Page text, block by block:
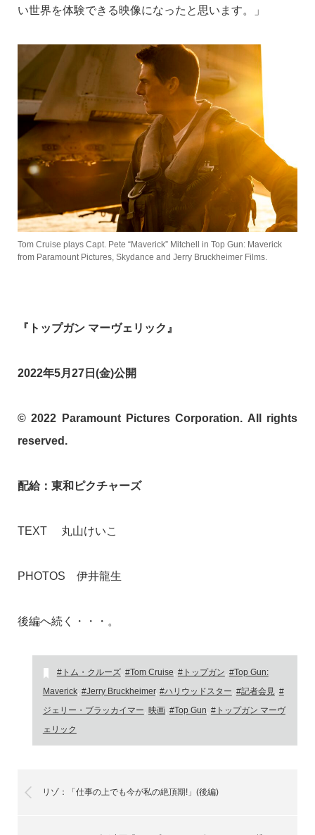
い世界を体験できる映像になったと思います。」
Tom Cruise plays Capt. Pete “Maverick” Mitchell in Top Gun: Maverick
from Paramount Pictures, Skydance and Jerry Bruckheimer Films.
『トップガン マーヴェリック』
2022年5月 27 日 (金)公開
© 2022 Paramount Pictures Corporation. All rights
reserved.
配給： 東和ピクチャーズ
TEXT 丸山けいこ
PHOTOS 伊井龍生
後編へ続く・・・。
#トム・クルーズ, #Tom Cruise #トップガン #Top Gun:
Maverick, #Jerry Bruckheimer, #ハリウッドスター #記者会見
#
ジェリー・ブラッカイマー 映画, #Top Gun #トップガン マーヴ
ェリック
リゾ：「仕事の上でも今が私の絶頂期!」(後編)